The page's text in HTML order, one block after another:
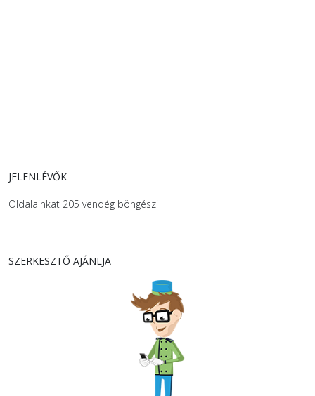
JELENLÉVŐK
Oldalainkat 205 vendég böngészi
SZERKESZTŐ AJÁNLJA